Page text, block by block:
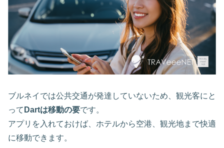
ブルネイでは公共交通が発達していないため、観光客にと
って Dartは移動の要です。
アプリを入れておけば、ホテルから空港、観光地まで快適
に移動できます。